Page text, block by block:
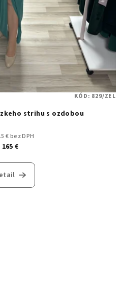
strihu s ozdobou
€ bez DPH
165 €
KÓD: 829/ZEL